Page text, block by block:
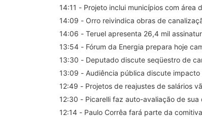
14:11 - Projeto inclui municípios com área
14:09 - Orro reivindica obras de
14:06 - Teruel apresenta 26,4 mil
13:54 - Fórum da Energia prepara hoje
13:30 - Deputado discute seqüestro de
13:09 - Audiência pública discute
12:49 - Projetos de reajustes de salários
12:30 - Picarelli faz auto-avaliação de sua
12:14 - Paulo Corrêa fará parte da